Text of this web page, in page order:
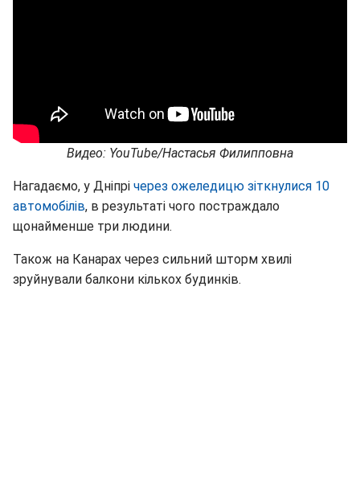
Видео: YouTube/Настасья Филипповна
Нагадаємо, у Дніпрі через ожеледицю зіткнулися 10
автомобілів, в результаті чого постраждало
щонайменше три людини.
Також на Канарах через сильний шторм хвилі
зруйнували балкони кількох будинків.